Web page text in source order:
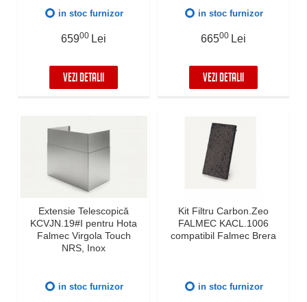
in stoc furnizor
65900 Lei
VEZI DETALII
in stoc furnizor
66500 Lei
VEZI DETALII
Extensie Telescopică
KCVJN.19#I pentru Hota
Falmec Virgola Touch
NRS, Inox
in stoc furnizor
Kit Filtru Carbon.Zeo
FALMEC KACL.1006
compatibil Falmec Brera
in stoc furnizor